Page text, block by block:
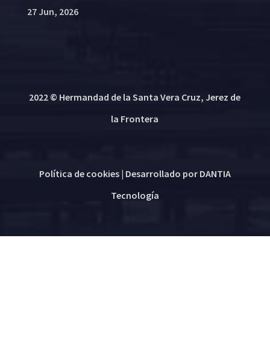
27 Jun, 2026
2022 © Hermandad de la Santa Vera Cruz, Jerez de
la Frontera
Política de cookies| Desarrollado por DANTIA
Tecnología